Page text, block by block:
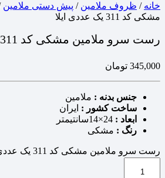
خانه / ظروف ملامین / پیش دستی ملامین
مشکی کد 311 یک عددی ایلا
رست سرو ملامین مشکی کد 311 یک عددی ایلا
345,000 تومان
جنس بدنه : ملامین
ساخت کشور : ایران
ابعاد :
رنگ : مشکی
رست سرو ملامین مشکی کد 311 یک عددی ایلا عدد